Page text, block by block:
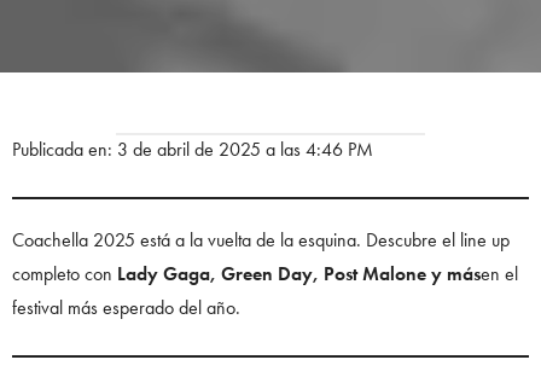
Publicada en: 3 de abril de 2025 a las 4:46 PM
Coachella 2025 está a la vuelta de la esquina. Descubre el line up
completo con Lady Gaga, Green Day, Post Malone y másen el
festival más esperado del año.